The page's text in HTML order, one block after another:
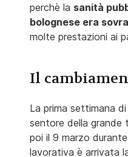
perchè la sanità
bolognese era
molte prestazioni ai
Il
La prima settimana
sentore della grande
poi il 9 marzo
lavorativa è arrivata